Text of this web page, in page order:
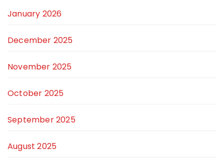
January 2026
December 2025
November 2025
October 2025
September 2025
August 2025